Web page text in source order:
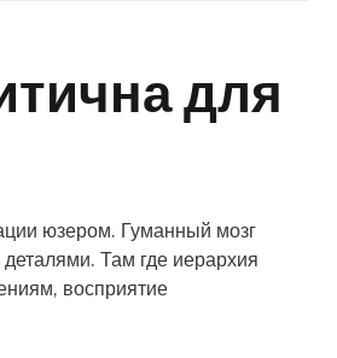
для
юзером. Гуманный мозг
Там где иерархия
восприятие